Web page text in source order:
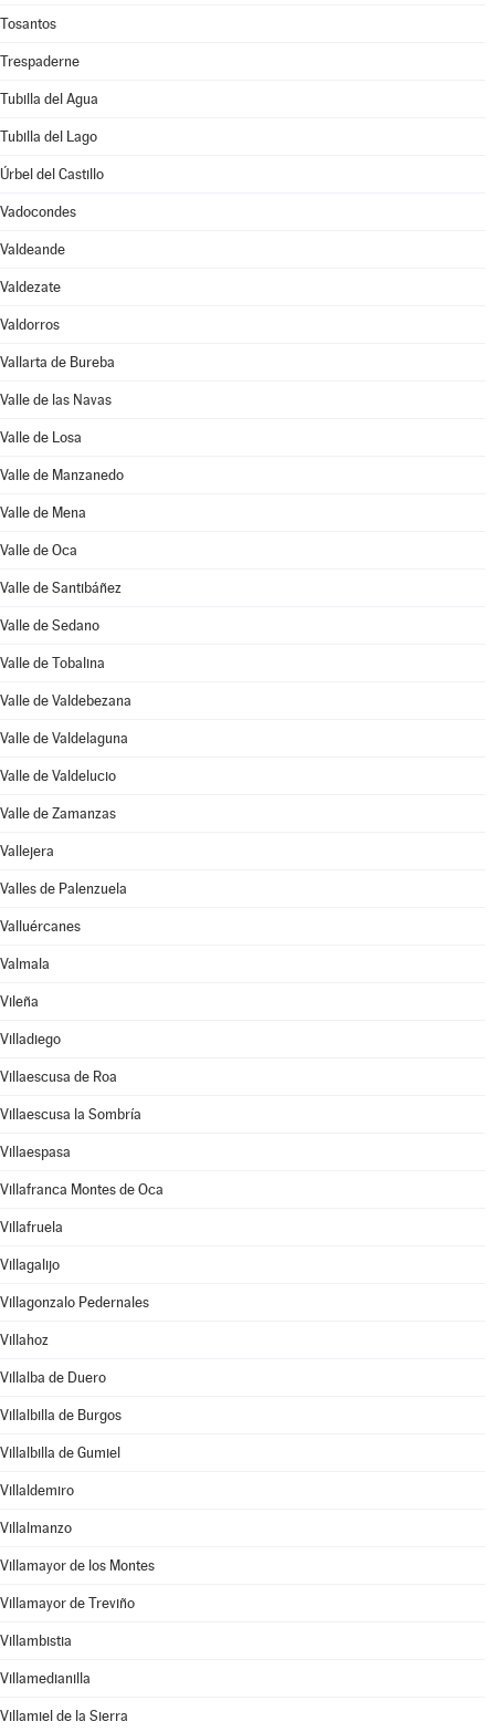
Tosantos
Trespaderne
Tubilla del Agua
Tubilla del Lago
Úrbel del Castillo
Vadocondes
Valdeande
Valdezate
Valdorros
Vallarta de Bureba
Valle de las Navas
Valle de Losa
Valle de Manzanedo
Valle de Mena
Valle de Oca
Valle de Santibáñez
Valle de Sedano
Valle de Tobalina
Valle de Valdebezana
Valle de Valdelaguna
Valle de Valdelucio
Valle de Zamanzas
Vallejera
Valles de Palenzuela
Valluércanes
Valmala
Vileña
Villadiego
Villaescusa de Roa
Villaescusa la Sombría
Villaespasa
Villafranca Montes de Oca
Villafruela
Villagalijo
Villagonzalo Pedernales
Villahoz
Villalba de Duero
Villalbilla de Burgos
Villalbilla de Gumiel
Villaldemiro
Villalmanzo
Villamayor de los Montes
Villamayor de Treviño
Villambistia
Villamedianilla
Villamiel de la Sierra